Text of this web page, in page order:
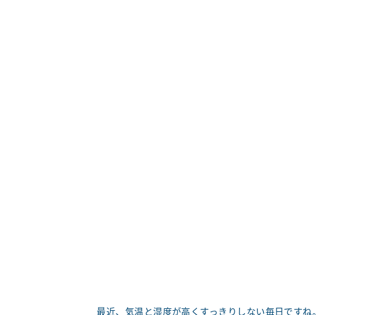
最近、気温と湿度が高くすっきりしない毎日ですね。